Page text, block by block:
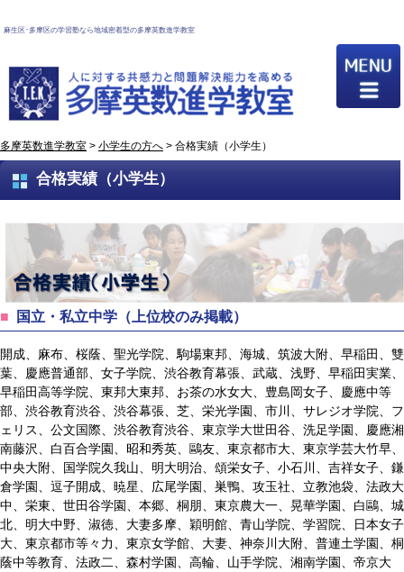
麻生区･多摩区の学習塾なら地域密着型の多摩英数進学教室
多摩英数進学教室 > 小学生の方へ > 合格実績（小学生）
合格実績（小学生）
国立・私立中学（上位校のみ掲載）
開成、麻布、桜蔭、聖光学院、駒場東邦、海城、筑波大附、早稲田、雙
葉、慶應普通部、女子学院、渋谷教育幕張、武蔵、浅野、早稲田実業、
早稲田高等学院、東邦大東邦、お茶の水女大、豊島岡女子、慶應中等
部、渋谷教育渋谷、渋谷幕張、芝、栄光学園、市川、サレジオ学院、フ
ェリス、公文国際、渋谷教育渋谷、東京学大世田谷、洗足学園、慶應湘
南藤沢、白百合学園、昭和秀英、鷗友、東京都市大、東京学芸大竹早、
中央大附、国学院久我山、明大明治、頌栄女子、小石川、吉祥女子、鎌
倉学園、逗子開成、暁星、広尾学園、巣鴨、攻玉社、立教池袋、法政大
中、栄東、世田谷学園、本郷、桐朋、東京農大一、晃華学園、白鷗、城
北、明大中野、淑徳、大妻多摩、穎明館、青山学院、学習院、日本女子
大、東京都市等々力、東京女学館、大妻、神奈川大附、普連土学園、桐
蔭中等教育、法政二、森村学園、高輪、山手学院、湘南学園、帝京大